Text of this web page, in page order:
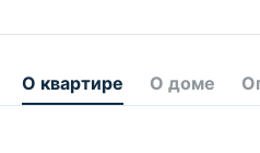
О квартире О доме